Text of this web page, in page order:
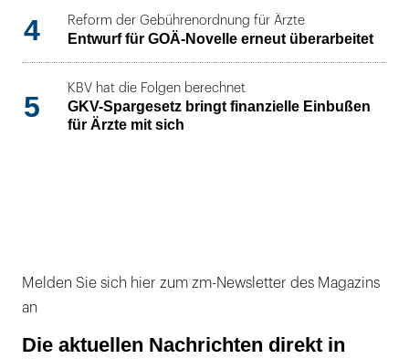
4 Reform der Gebührenordnung für Ärzte
Entwurf für GOÄ-Novelle erneut überarbeitet
5
KBV hat die Folgen berechnet
GKV-Spargesetz bringt finanzielle Einbußen
für Ärzte mit sich
Melden Sie sich hier zum zm-Newsletter des Magazins
an
Die aktuellen Nachrichten direkt in